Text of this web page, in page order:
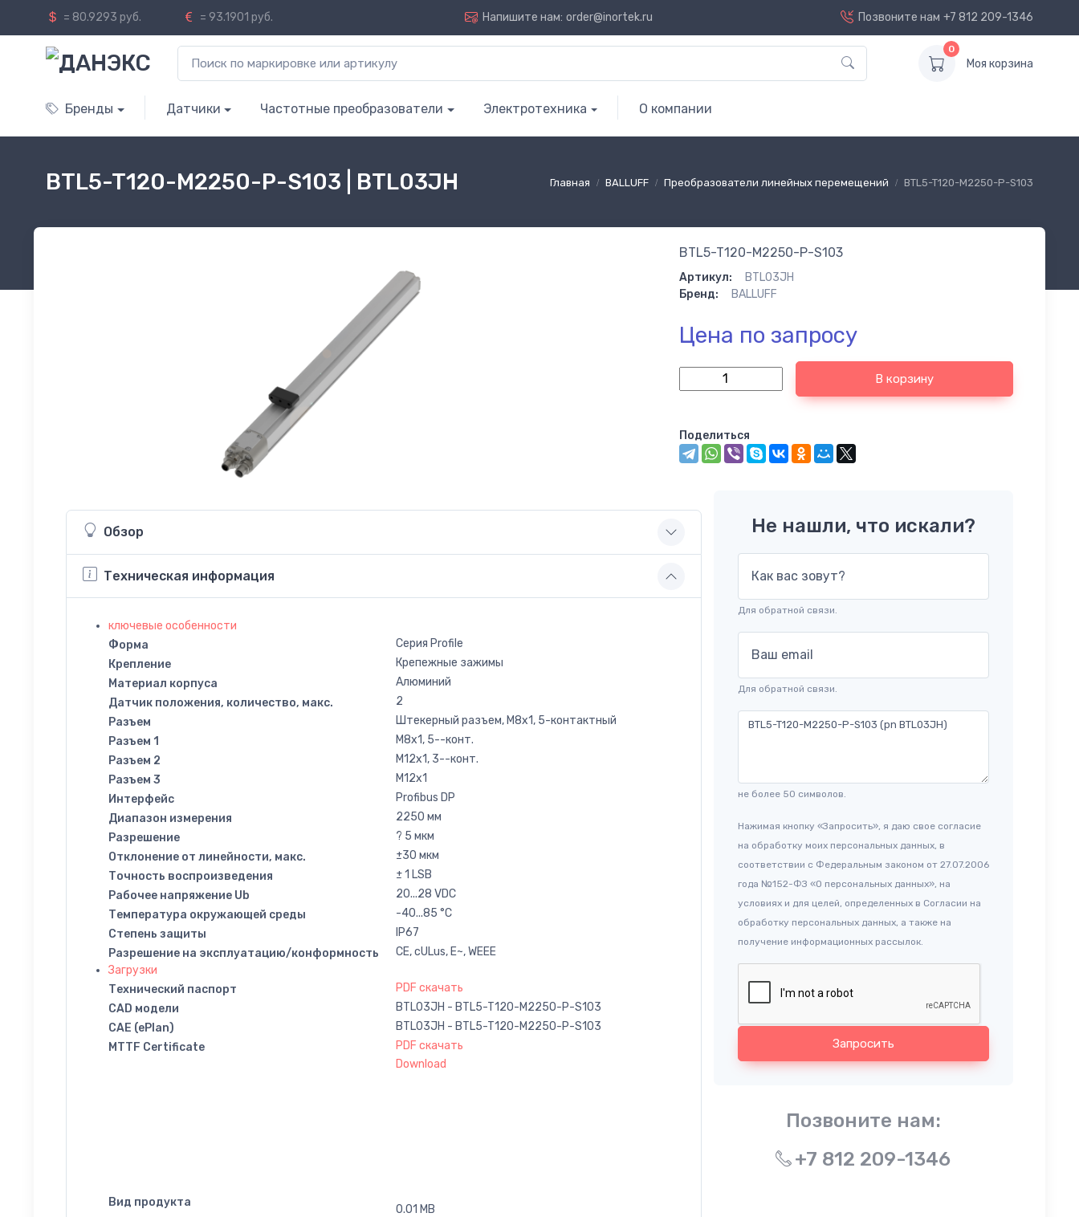
= 80.9293 руб. = 93.1901 руб. Напишите нам: order@inortek.ru Позвоните нам +7 812 209-1346
0
Моя корзина
Бренды Датчики Частотные преобразователи Электротехника О компании
Главная BALLUFF Преобразователи линейных перемещений BTL5-T120-M2250-P-S103
BTL5-T120-M2250-P-S103 | BTL03JH
BTL5-T120-M2250-P-S103
Артикул:
BTL03JH
Бренд:
BALLUFF
Цена по запросу
В корзину
Поделиться
Обзор
Техническая информация
ключевые особенности
Форма
Серия Profile
Крепление
Крепежные зажимы
Материал корпуса
Алюминий
Датчик положения, количество, макс.
2
Разъем
Штекерный разъем, M8x1, 5-контактный
Разъем 1
M8x1, 5--конт.
Разъем 2
M12x1, 3--конт.
Разъем 3
M12x1
Интерфейс
Profibus DP
Диапазон измерения
2250 мм
Разрешение
? 5 мкм
Отклонение от линейности, макс.
±30 мкм
Точность воспроизведения
± 1 LSB
Рабочее напряжение Ub
20...28 VDC
Температура окружающей среды
-40...85 °C
Степень защиты
IP67
Разрешение на эксплуатацию/конформность
CE, cULus, E~, WEEE
Загрузки
Технический паспорт
PDF скачать
CAD модели
BTL03JH - BTL5-T120-M2250-P-S103
CAE (ePlan)
BTL03JH - BTL5-T120-M2250-P-S103
MTTF Certificate
PDF скачать
Вид продукта
Download
0.01 MB
Не нашли, что искали?
Как вас зовут?
Для обратной связи.
Ваш email
Для обратной связи.
не более 50 символов.
Нажимая кнопку «Запросить», я даю свое согласие
на обработку моих персональных данных, в
соответствии с Федеральным законом от 27.07.2006
года №152-ФЗ «О персональных данных», на
условиях и для целей, определенных в Согласии на
обработку персональных данных, а также на
получение информационных рассылок.
Запросить
Позвоните нам:
+7 812 209-1346